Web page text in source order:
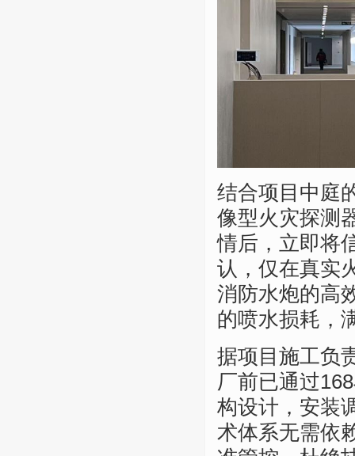
结合项目中庭
像型火灾探测
情后，立即将
认，仅在真实
消防水炮的高
的喷水损耗，
据项目施工负
厂前已通过
构设计，安装
术体系无需依